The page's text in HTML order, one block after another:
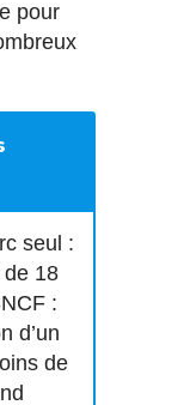
pour
seul :
18
:
d’un
de